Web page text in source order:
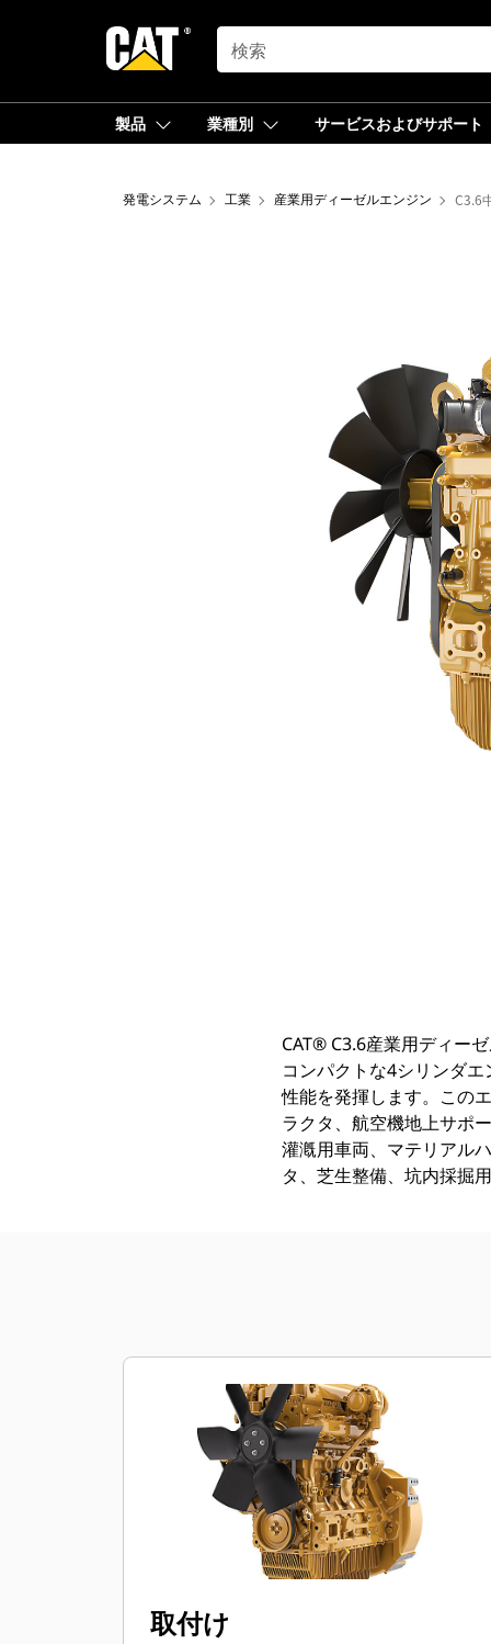
SEARCH
製品 業種別 サービスおよびサポート
発電システム 工業 産業用ディーゼルエンジン C3.6
CAT® C3.6産業用ディー
コンパクトな4シリンダ
性能を発揮します。この
ラクタ、航空機地上サポ
灌漑用車両、マテリアル
タ、芝生整備、坑内採掘
取付け